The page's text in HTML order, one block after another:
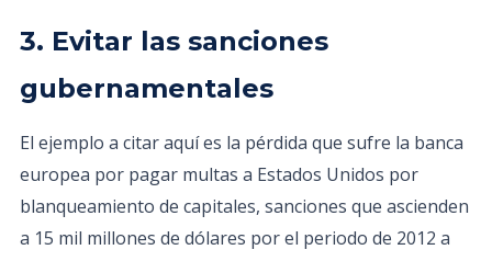
3. Evitar las sanciones
gubernamentales
El ejemplo a citar aquí es la pérdida que sufre la banca
europea por pagar multas a Estados Unidos por
blanqueamiento de capitales, sanciones que ascienden
a 15 mil millones de dólares por el periodo de 2012 a